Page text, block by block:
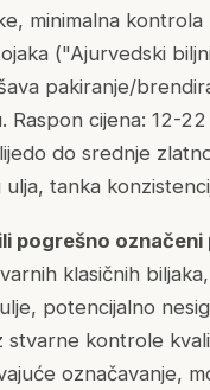
minimalna
("Ajurvedski
pakiranje/
Raspon cijena: 12-
do srednje
tanka
pogrešno
klasičnih
potencijalno
stvarne kontrole
označavanje,